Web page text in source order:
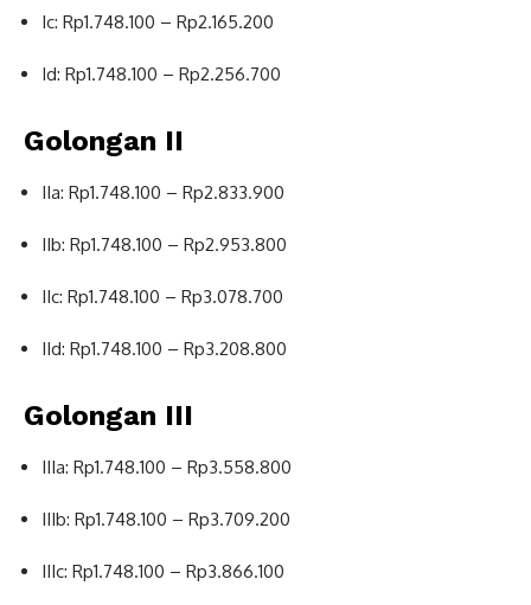
Ic: Rp1.748.100 – Rp2.165.200
Id: Rp1.748.100 – Rp2.256.700
Golongan II
IIa: Rp1.748.100 – Rp2.833.900
IIb: Rp1.748.100 – Rp2.953.800
IIc: Rp1.748.100 – Rp3.078.700
IId: Rp1.748.100 – Rp3.208.800
Golongan III
IIIa: Rp1.748.100 – Rp3.558.800
IIIb: Rp1.748.100 – Rp3.709.200
IIIc: Rp1.748.100 – Rp3.866.100